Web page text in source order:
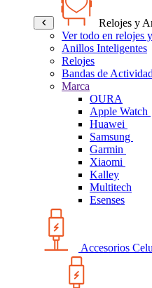
Relojes y
Ver todo en relojes
Anillos Inteligentes
Relojes
Bandas de Actividad
Marca
OURA
Apple Watch
Huawei
Samsung
Garmin
Xiaomi
Kalley
Multitech
Esenses
Accesorios